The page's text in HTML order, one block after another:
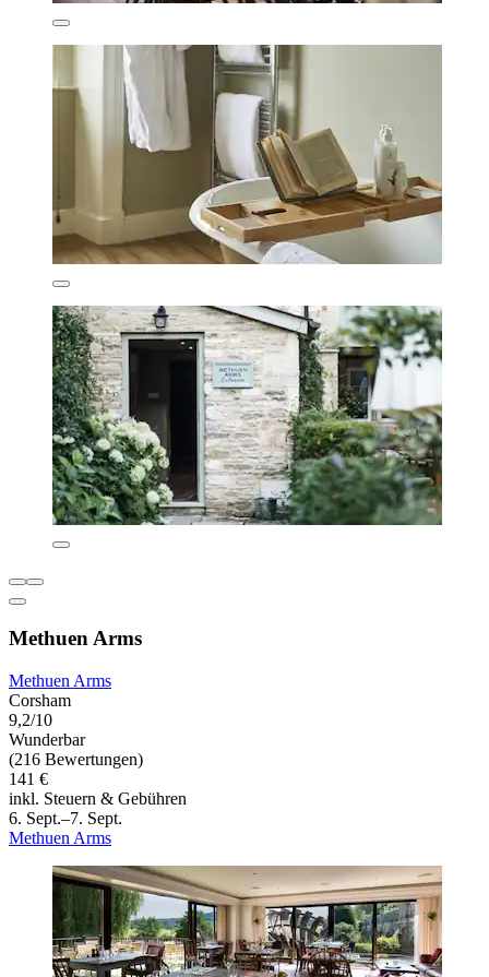
Methuen Arms
Methuen Arms
Corsham
9,2/10
Wunderbar
(216 Bewertungen)
141 €
inkl. Steuern & Gebühren
6. Sept.–7. Sept.
Methuen Arms